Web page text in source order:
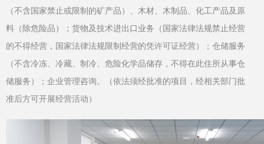
（不含国家禁止或限制的矿产品）、木材、木制品、化工产品及原
料（除危险品）；货物及技术进出口业务（国家法律法规禁止经营
的不得经营，国家法律法规限制经营的凭许可证经营）；仓储服务
（不含冷冻、冷藏、制冷、危险化学品储存，不得在此住所从事仓
储服务）；企业管理咨询。（依法须经批准的项目，经相关部门批
准后方可开展经营活动）